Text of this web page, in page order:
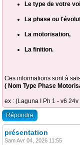
Le type de votre
La phase ou
La motorisation,
La finition.
Ces informations sont à
( Nom Type Phase
ex : (Laguna I Ph 1 - v6
Répondre
présentation
Sam Avr 04, 2026 11:55